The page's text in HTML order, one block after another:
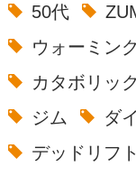
50代
ウォーミン
カタボリック
ジム
ダ
デッドリフト